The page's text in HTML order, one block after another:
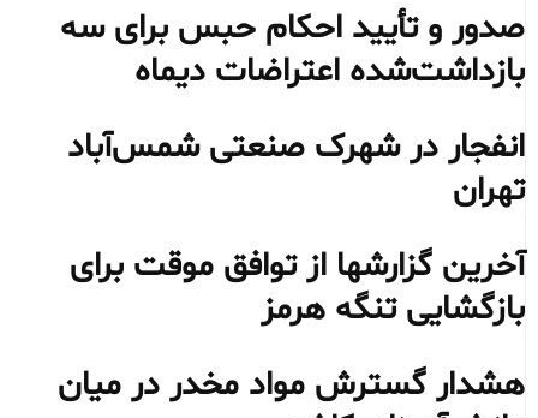
صدور و تأیید احکام حبس برای سه
بازداشت‌شده اعتراضات دیماه
انفجار در شهرک صنعتی شمس‌آباد
تهران
آخرین گزارشها از توافق موقت برای
بازگشایی تنگه هرمز
هشدار گسترش مواد مخدر در میان